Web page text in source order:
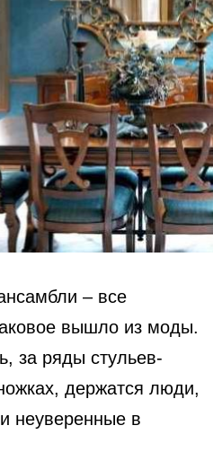
– все
вышло из моды.
за ряды стульев-
держатся люди,
неуверенные в